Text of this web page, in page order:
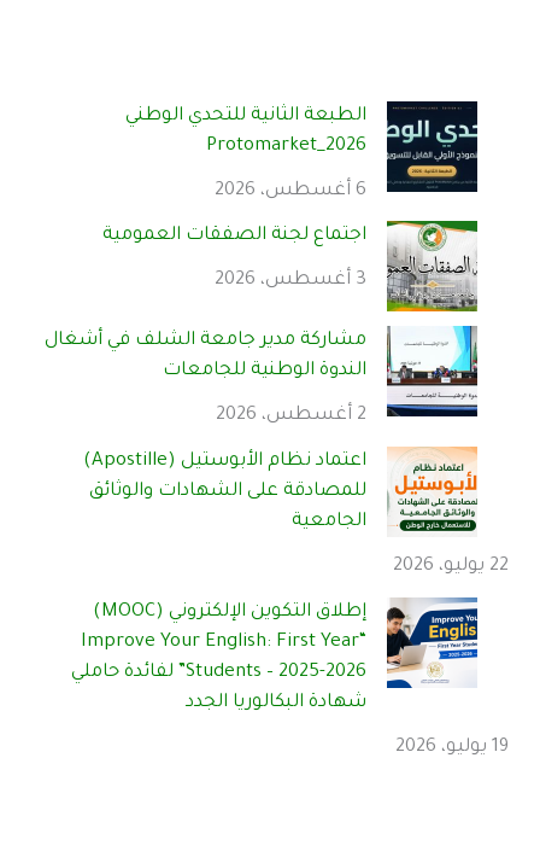
الطبعة الثانية للتحدي الوطني
Protomarket_2026
6 أغسطس، 2026
اجتماع لجنة الصفقات العمومية
3 أغسطس، 2026
مشاركة مدير جامعة الشلف في أشغال
الندوة الوطنية للجامعات
2 أغسطس، 2026
اعتماد نظام الأبوستيل (Apostille)
للمصادقة على الشهادات والوثائق
الجامعية
22 يوليو، 2026
إطلاق التكوين الإلكتروني (MOOC)
“Improve Your English: First Year
Students – 2025-2026” لفائدة حاملي
شهادة البكالوريا الجدد
19 يوليو، 2026